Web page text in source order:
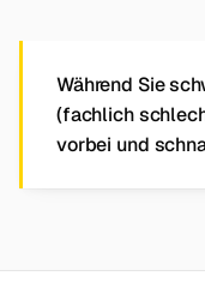
Während Sie
(fachlich
vorbei und